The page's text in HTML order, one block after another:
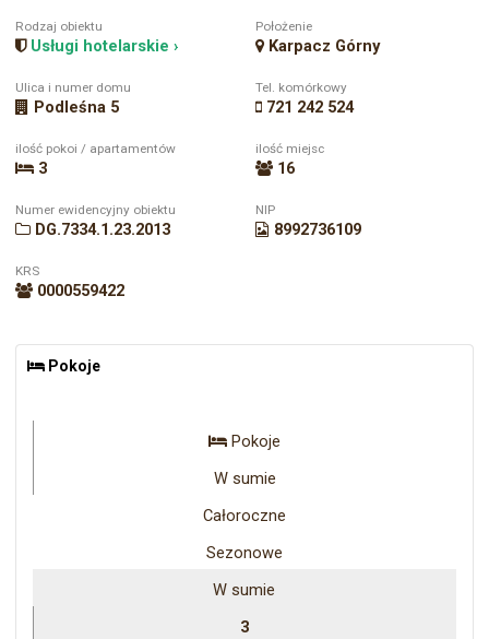
Rodzaj obiektu
Usługi hotelarskie ›
Położenie
Karpacz Górny
Ulica i numer domu
Podleśna 5
Tel. komórkowy
721 242 524
ilość pokoi / apartamentów
3
ilość miejsc
16
Numer ewidencyjny obiektu
DG.7334.1.23.2013
NIP
8992736109
KRS
0000559422
Pokoje
Pokoje
W sumie
Całoroczne
Sezonowe
W sumie
3